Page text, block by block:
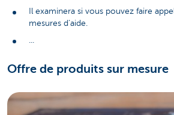
Il examinera si vous pouvez faire
mesures d'aide.
...
Offre de produits sur mesure